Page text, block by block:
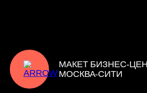
МАКЕТ БИЗНЕС-
МОСКВА-СИТИ